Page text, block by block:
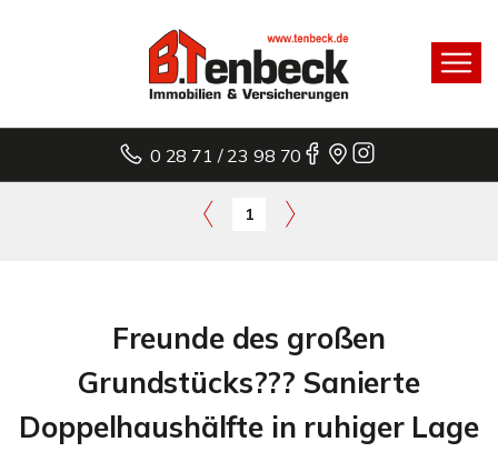
0 28 71 / 23 98 70
1
Freunde des großen
Grundstücks??? Sanierte
Doppelhaushälfte in ruhiger Lage